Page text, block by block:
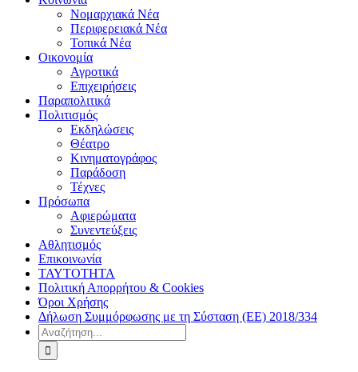
Νομαρχιακά Νέα
Περιφερειακά Νέα
Τοπικά Νέα
Οικονομία
Αγροτικά
Επιχειρήσεις
Παραπολιτικά
Πολιτισμός
Εκδηλώσεις
Θέατρο
Κινηματογράφος
Παράδοση
Τέχνες
Πρόσωπα
Αφιερώματα
Συνεντεύξεις
Αθλητισμός
Επικοινωνία
ΤΑΥΤΟΤΗΤΑ
Πολιτική Απορρήτου & Cookies
Όροι Χρήσης
Δήλωση Συμμόρφωσης με τη Σύσταση (ΕΕ) 2018/334
Αναζήτηση
για: